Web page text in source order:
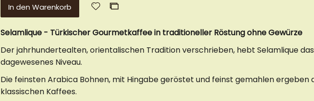
In den Warenkorb
Zur
Zur
Selamlique - Türkischer Gourmetkaffee in traditioneller Röstung ohne Gewürze
Der jahrhundertealten, orientalischen Tradition verschrieben, hebt Selamlique
dagewesenes Niveau.
Die feinsten Arabica Bohnen, mit Hingabe geröstet und feinst gemahlen ergeben
klassischen Kaffees.